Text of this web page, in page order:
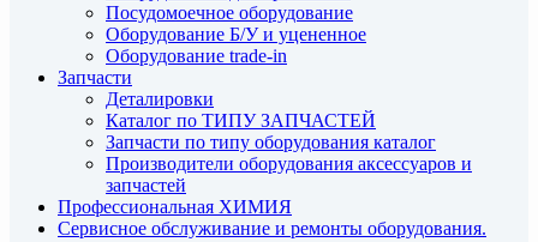
Посудомоечное оборудование
Оборудование Б/У и уцененное
Оборудование trade-in
Запчасти
Деталировки
Каталог по ТИПУ ЗАПЧАСТЕЙ
Запчасти по типу оборудования каталог
Производители оборудования аксессуаров и
запчастей
Профессиональная ХИМИЯ
Сервисное обслуживание и ремонты оборудования.